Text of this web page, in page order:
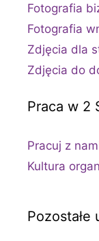
Fotografia
Fotografia
Zdjęcia dla
Zdjęcia do
Praca w 2
Pracuj z
Kultura
Pozostałe